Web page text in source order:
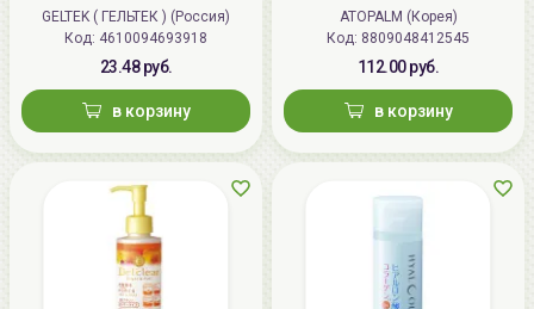
GELTEK ( ГЕЛЬТЕК ) (Россия)
Код: 4610094693918
23.48 руб.
в корзину
ATOPALM (Корея)
Код: 8809048412545
112.00 руб.
в корзину